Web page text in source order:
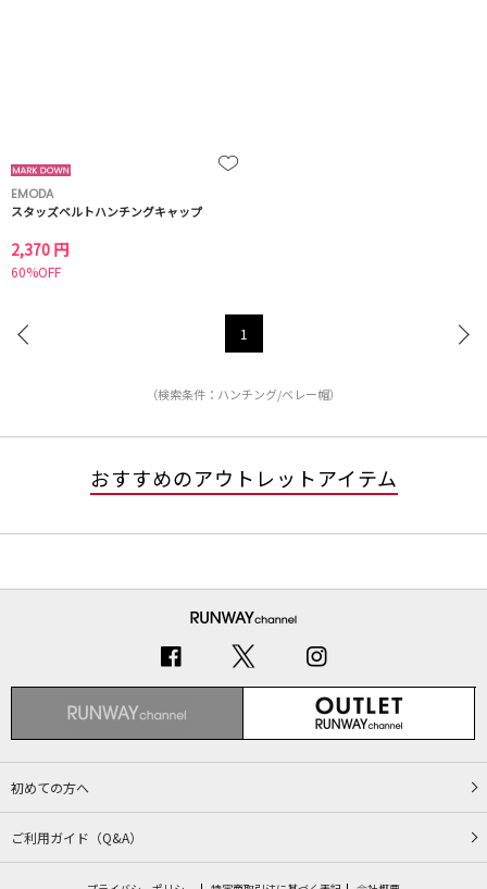
EMODA
スタッズベルトハンチングキャップ
2,370 円
60%OFF
1
（検索条件：ハンチング/ベレー帽）
おすすめのアウトレットアイテム
初めての方へ
ご利用ガイド（Q&A）